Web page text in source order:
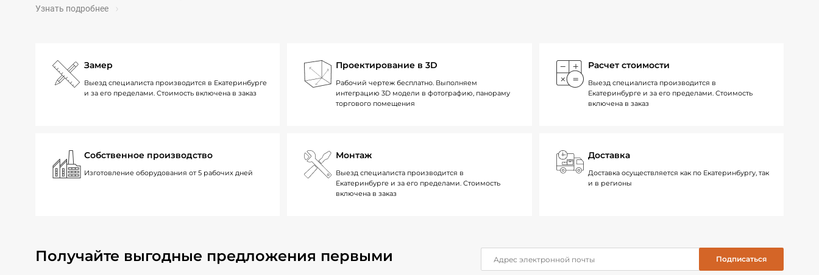
Узнать подробнее
Замер
Выезд специалиста производится в Екатеринбурге
и за его пределами. Стоимость включена в заказ
Проектирование в 3D
Рабочий чертеж бесплатно. Выполняем
интеграцию 3D модели в фотографию, панораму
торгового помещения
Расчет стоимости
Выезд специалиста производится в
Екатеринбурге и за его пределами. Стоимость
включена в заказ
Собственное производство
Изготовление оборудования от 5 рабочих дней
Монтаж
Выезд специалиста производится в
Екатеринбурге и за его пределами. Стоимость
включена в заказ
Доставка
Доставка осуществляется как по Екатеринбургу, так
и в регионы
Получайте выгодные предложения первыми